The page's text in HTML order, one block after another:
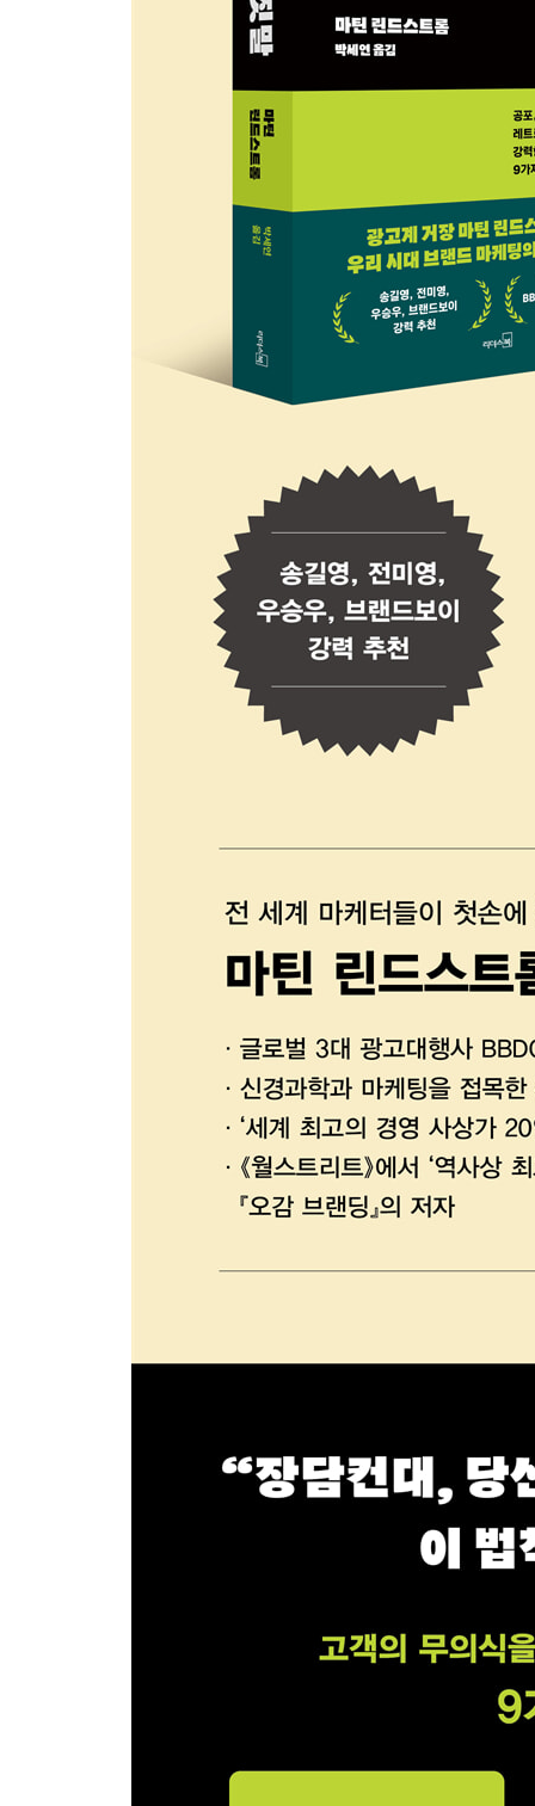
결론: 우연히 벌어지는 소비는 없다
간교함을 특별함으로 만드는 방법